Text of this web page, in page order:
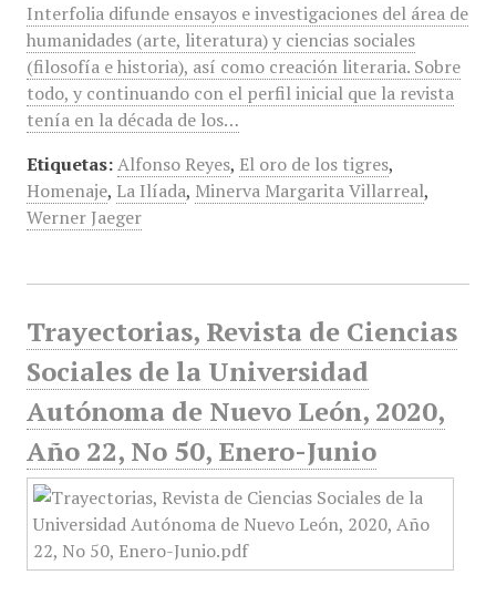
Interfolia difunde ensayos e investigaciones del área de
humanidades (arte, literatura) y ciencias sociales
(filosofía e historia), así como creación literaria. Sobre
todo, y continuando con el perfil inicial que la revista
tenía en la década de los…
Etiquetas: Alfonso Reyes, El oro de los tigres,
Homenaje, La Ilíada, Minerva Margarita Villarreal,
Werner Jaeger
Trayectorias, Revista de Ciencias
Sociales de la Universidad
Autónoma de Nuevo León, 2020,
Año 22, No 50, Enero-Junio